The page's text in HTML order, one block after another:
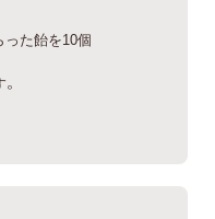
た飴を10個